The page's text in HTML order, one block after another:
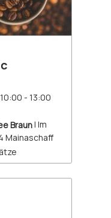
- 13:00
Braun| Im
Mainaschaff